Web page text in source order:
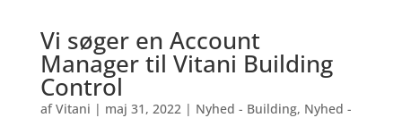
Vi søger en Account
Manager til Vitani Building
Control
afVitani | maj 31, 2022| Nyhed - Building, Nyhed -